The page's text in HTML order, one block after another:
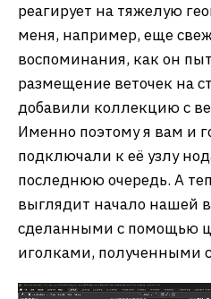
реагирует на тяжелую
меня, например, еще
воспоминания, как он
размещение веточек на
добавили коллекцию с
Именно поэтому я вам и
подключали к её узлу
последнюю очередь. А
выглядит начало нашей
сделанными с помощью
иголками, полученными